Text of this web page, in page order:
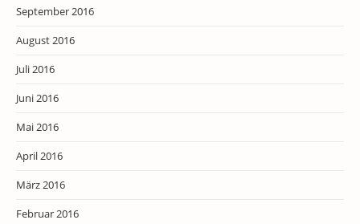
September 2016
August 2016
Juli 2016
Juni 2016
Mai 2016
April 2016
März 2016
Februar 2016